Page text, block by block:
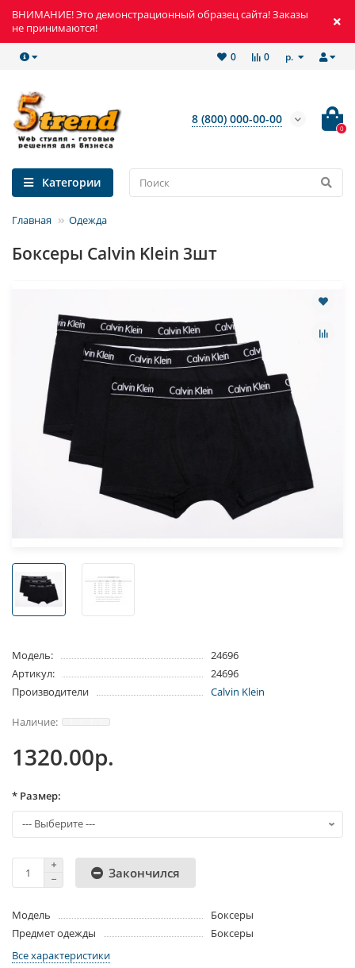
ВНИМАНИЕ! Это демонстрационный образец сайта! Заказы
не принимаются!
р.
0
0
8 (800) 000-00-00
0
Категории
Главная Одежда
Боксеры Calvin Klein 3шт
Модель:
24696
Артикул:
24696
Производители
Calvin Klein
1320.00р.
* Размер:
Закончился
Модель
Боксеры
Предмет одежды
Боксеры
Все характеристики